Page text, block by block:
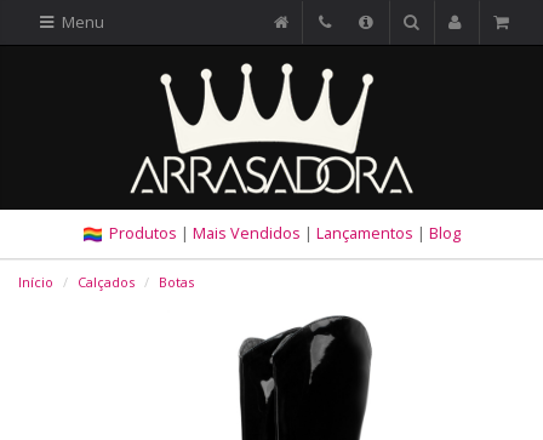
Menu
Produtos | Mais Vendidos | Lançamentos | Blog
Início Calçados Botas